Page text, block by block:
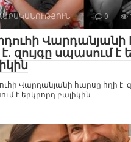
0
Վարդանյանի
զույգը սպասում է
Վարդանյանի հարսը հղի է.
է երկրորդ բալիկին